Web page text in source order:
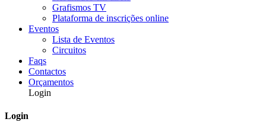
Grafismos TV
Plataforma de inscrições online
Eventos
Lista de Eventos
Circuitos
Faqs
Contactos
Orçamentos
Login
Login